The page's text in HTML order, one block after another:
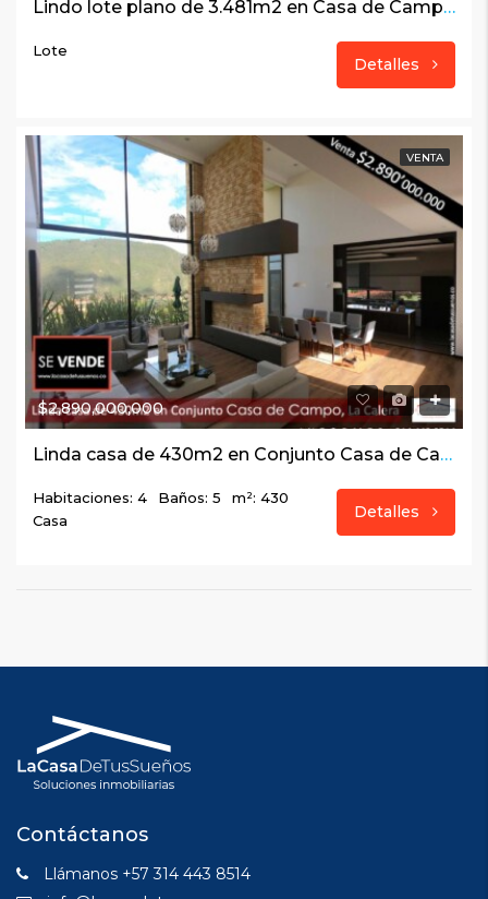
Lindo lote plano de 3.481m2 en Casa de Campo, La Calera
Lote
Detalles
VENTA
$2,890,000,000
Linda casa de 430m2 en Conjunto Casa de Campo, La Calera
Habitaciones: 4 Baños: 5
m²: 430
Casa
Detalles
Contáctanos
Llámanos +57 314 443 8514